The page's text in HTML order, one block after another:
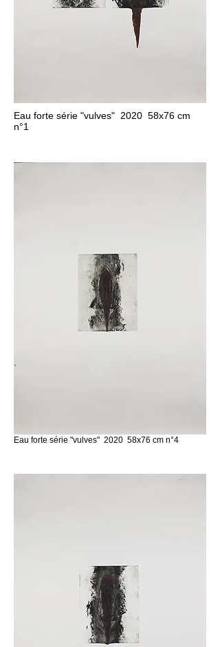
Eau forte série "vulves" 2020 58x76 cm
n°1
Eau forte série "vulves" 2020 58x76 cm n°4